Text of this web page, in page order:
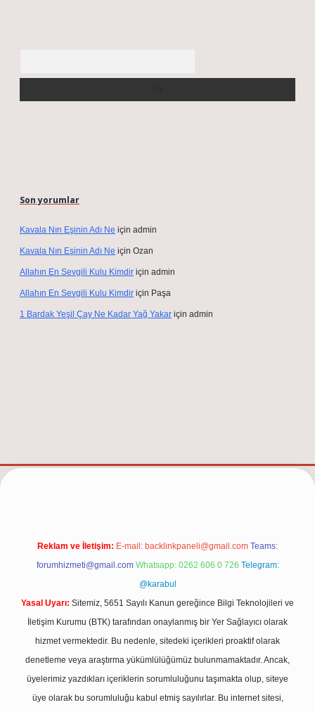
Son yorumlar
Kavala Nın Eşinin Adı Ne için admin
Kavala Nın Eşinin Adı Ne için Ozan
Allahın En Sevgili Kulu Kimdir için admin
Allahın En Sevgili Kulu Kimdir için Paşa
1 Bardak Yeşil Çay Ne Kadar Yağ Yakar için admin
Reklam ve İletişim: E-mail: backlinkpaneli@gmail.com Teams:
forumhizmeti@gmail.com Whatsapp: 0262 606 0 726 Telegram:
@karabul
Yasal Uyarı: Sitemiz, 5651 Sayılı Kanun gereğince Bilgi Teknolojileri ve
İletişim Kurumu (BTK) tarafından onaylanmış bir Yer Sağlayıcı olarak
hizmet vermektedir. Bu nedenle, sitedeki içerikleri proaktif olarak
denetleme veya araştırma yükümlülüğümüz bulunmamaktadır. Ancak,
üyelerimiz yazdıkları içeriklerin sorumluluğunu taşımakta olup, siteye
üye olarak bu sorumluluğu kabul etmiş sayılırlar. Bu internet sitesi,